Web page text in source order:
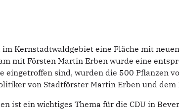
Kernstadtwaldgebiet eine Fläche mit
mit Försten Martin Erben wurde eine
sind, wurden die 500 Pflanzen
von Stadtförster Martin Erben und
ist ein wichtiges Thema für die CDU in